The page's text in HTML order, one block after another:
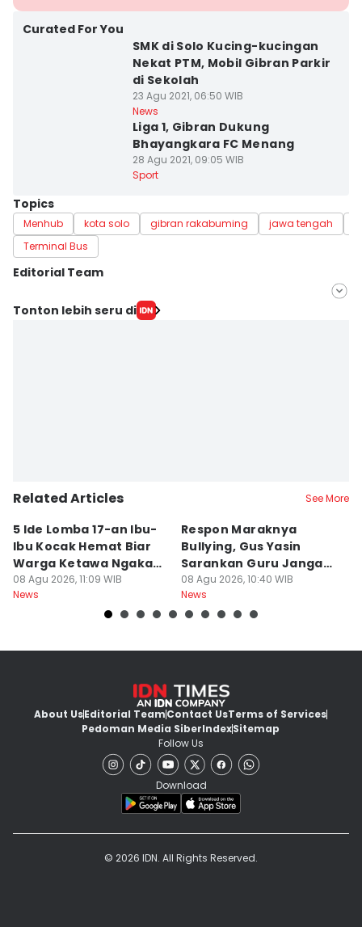
Curated For You
SMK di Solo Kucing-kucingan
Nekat PTM, Mobil Gibran Parkir
di Sekolah
23 Agu 2021, 06:50 WIB
News
Liga 1, Gibran Dukung
Bhayangkara FC Menang
28 Agu 2021, 09:05 WIB
Sport
Topics
Menhub kota solo gibran rakabuming jawa tengah
Terminal Bus
Editorial Team
Editor
Tonton lebih seru di
Related Articles See More
5 Ide Lomba 17-an Ibu-
Ibu Kocak Hemat Biar
Warga Ketawa Ngakak
Pas Hari Kemerdekaan
08 Agu 2026, 11:09 WIB
News
Respon Maraknya
Bullying, Gus Yasin
Sarankan Guru Jangan
Bebani Siswa
08 Agu 2026, 10:40 WIB
News
About UsEditorial TeamContact UsTerms of Services
Pedoman Media SiberIndexSitemap
Follow Us
Download
© 2026 IDN. All Rights Reserved.